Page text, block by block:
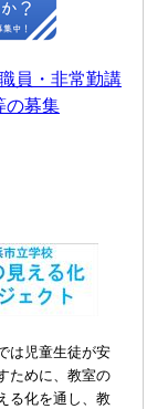
員・非常勤講
の募集
は児童生徒が安
ために、教室の
る化を通し、教